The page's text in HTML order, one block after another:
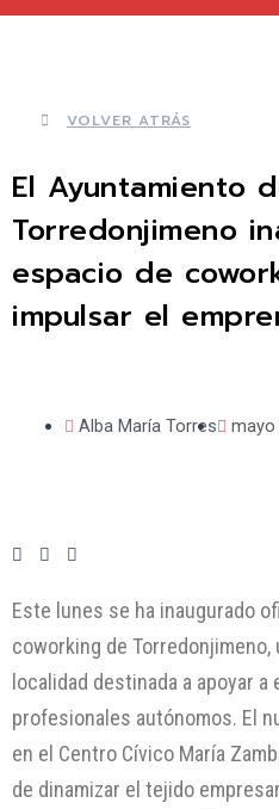
VOLVER ATRÁS
El Ayuntamiento
Torredonjimeno
espacio de
impulsar el
Alba María Torres mayo
Este lunes se ha inaugurado
coworking de
localidad destinada a apoyar a
profesionales autónomos. El
en el Centro Cívico María
de dinamizar el tejido